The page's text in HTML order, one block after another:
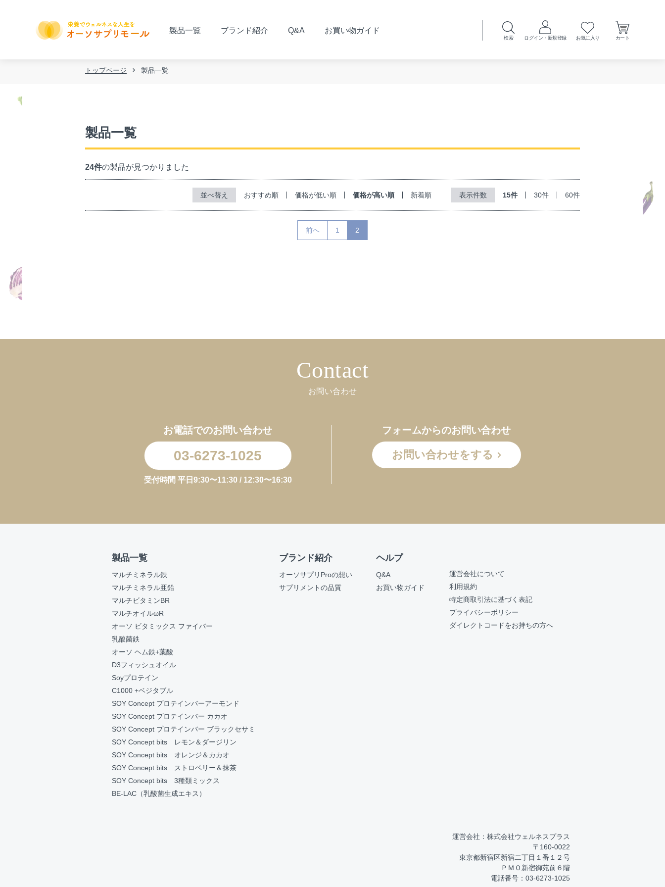
製品一覧 ブランド紹介 Q&A お買い物ガイド
検索 ログイン・新規登録 お気に入り カート
トップページ 製品一覧
製品一覧
24件の製品が見つかりました
おすすめ順 価格が低い順 価格が高い順 新着順 15件 30件 60件
前へ 1 2
Contact
お問い合わせ
お電話でのお問い合わせ
03-6273-1025
受付時間 平日9:30〜11:30 / 12:30〜16:30
フォームからのお問い合わせ
お問い合わせをする
製品一覧
マルチミネラル鉄
マルチミネラル亜鉛
マルチビタミンBR
マルチオイルωR
オーソ ビタミックス ファイバー
乳酸菌鉄
オーソ ヘム鉄+葉酸
D3フィッシュオイル
Soyプロテイン
C1000 +ベジタブル
SOY Concept プロテインバーアーモンド
SOY Concept プロテインバー カカオ
SOY Concept プロテインバー ブラックセサミ
SOY Concept bits レモン＆ダージリン
SOY Concept bits オレンジ＆カカオ
SOY Concept bits ストロベリー＆抹茶
SOY Concept bits 3種類ミックス
BE-LAC（乳酸菌生成エキス）
ブランド紹介
オーソサプリProの想い
サプリメントの品質
ヘルプ
Q&A
お買い物ガイド
運営会社について
利用規約
特定商取引法に基づく表記
プライバシーポリシー
ダイレクトコードをお持ちの方へ
運営会社：株式会社ウェルネスプラス
〒160-0022
東京都新宿区新宿二丁目１番１２号
ＰＭＯ新宿御苑前６階
電話番号：03-6273-1025